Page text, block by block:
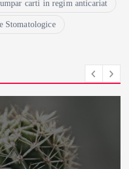
carti in regim anticariat
Stomatologice